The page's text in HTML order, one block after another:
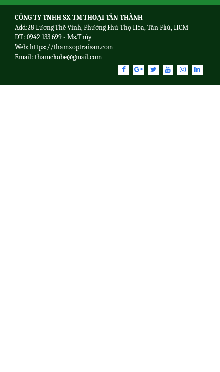
CÔNG TY TNHH SX TM THOẠI TÂN THÀNH
Add:28 Lương Thế Vinh, Phường Phú Thọ Hòa, Tân Phú, HCM
ĐT: 0942 133 699 - Ms.Thủy
Web: https://thamxoptraisan.com
Email: thamchobe@gmail.com